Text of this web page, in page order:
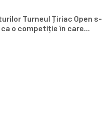
Turneul Țiriac Open s-
o competiție în care...